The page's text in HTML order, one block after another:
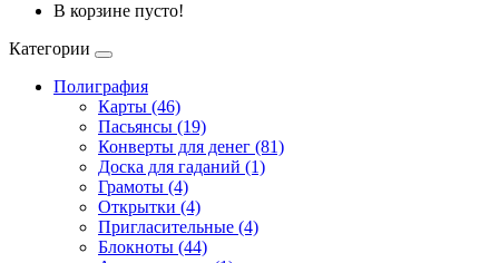
В корзине пусто!
Категории
Полиграфия
Карты (46)
Пасьянсы (19)
Конверты для денег (81)
Доска для гаданий (1)
Грамоты (4)
Открытки (4)
Пригласительные (4)
Блокноты (44)